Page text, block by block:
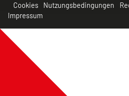
Cookies Nutzungsbedingungen
Impressum